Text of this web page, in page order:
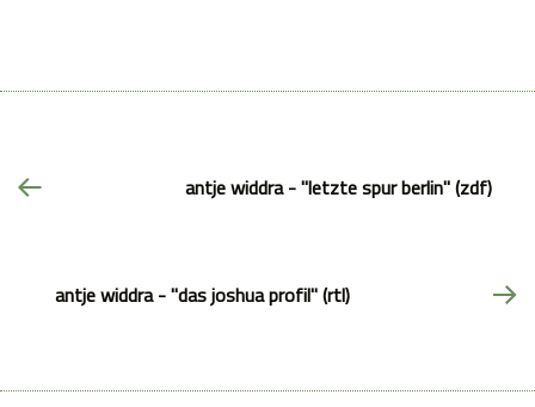
antje widdra - "letzte spur berlin" (zdf)
antje widdra - "das joshua profil" (rtl)